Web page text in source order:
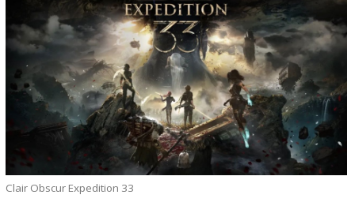
Clair Obscur Expedition 33